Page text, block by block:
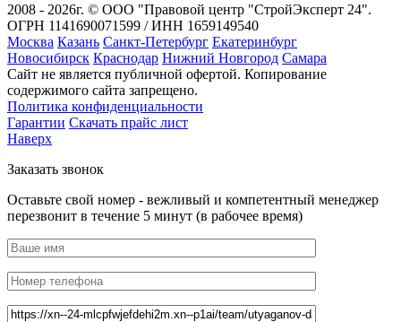
2008 - 2026г. © ООО "Правовой центр "СтройЭксперт 24".
ОГРН 1141690071599 / ИНН 1659149540
Москва Казань Санкт-Петербург Екатеринбург
Новосибирск Краснодар Нижний Новгород Самара
Сайт не является публичной офертой. Копирование
содержимого сайта запрещено.
Политика конфиденциальности
Гарантии Скачать прайс лист
Наверх
Заказать звонок
Оставьте свой номер - вежливый и компетентный менеджер
перезвонит в течение 5 минут (в рабочее время)